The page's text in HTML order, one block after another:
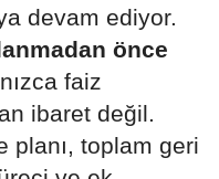
devam ediyor.
önce
faiz
ibaret değil.
planı, toplam geri